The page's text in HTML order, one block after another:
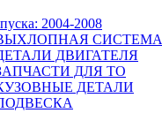
2004-2008
СИСТЕМА
ДВИГАТЕЛЯ
ДЛЯ ТО
ДЕТАЛИ